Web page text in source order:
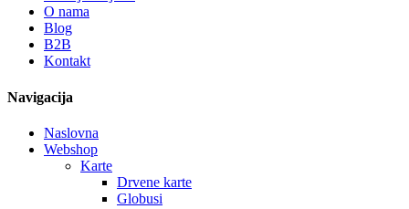
O nama
Blog
B2B
Kontakt
Navigacija
Naslovna
Webshop
Karte
Drvene karte
Globusi